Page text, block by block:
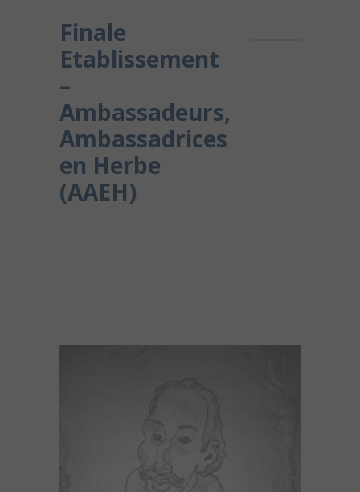
Finale
Etablissement
–
Ambassadeurs,
Ambassadrices
en Herbe
(AAEH)